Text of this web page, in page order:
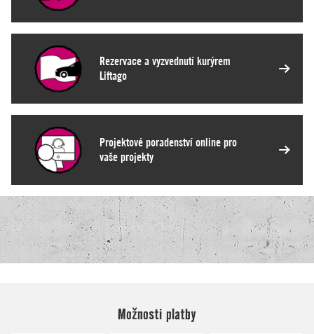
Možnosti platby